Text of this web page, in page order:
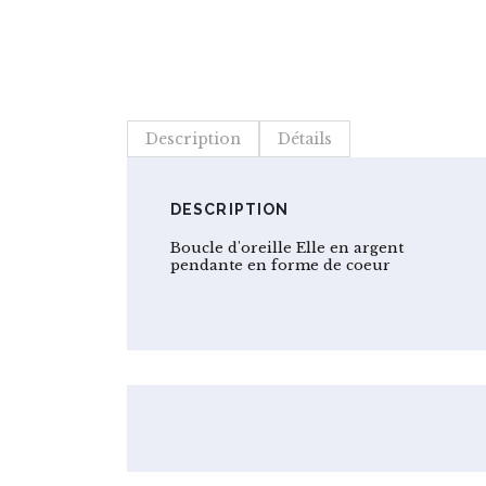
Description Détails
DESCRIPTION
Boucle d'oreille Elle en argent
pendante en forme de coeur